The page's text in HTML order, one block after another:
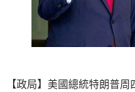
【政局】美國總統特朗普